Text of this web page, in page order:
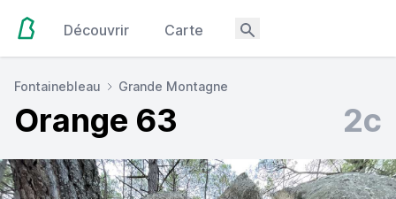
Découvrir Carte
Fontainebleau Grande Montagne
Orange 63 2c